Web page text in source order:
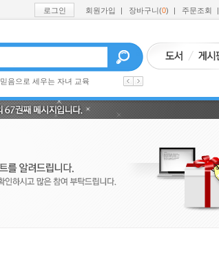
로그인 회원가입 | 장바구니(0) | 주문조회 |
믿음으로 세우는 자녀 교육